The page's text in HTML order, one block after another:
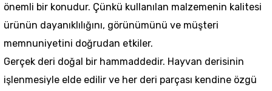
önemli bir konudur. Çünkü kullanılan malzemenin kalitesi
ürünün dayanıklılığını, görünümünü ve müşteri
memnuniyetini doğrudan etkiler.
Gerçek deri doğal bir hammaddedir. Hayvan derisinin
işlenmesiyle elde edilir ve her deri parçası kendine özgü